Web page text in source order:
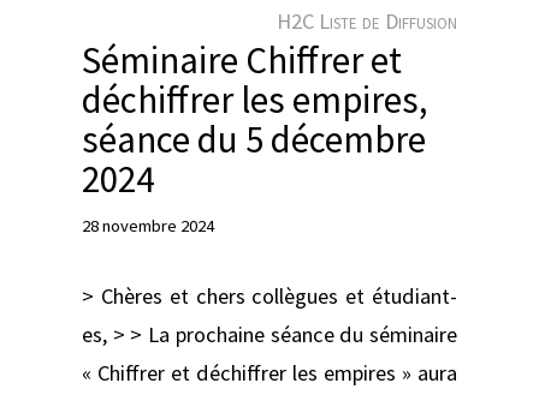
r
H2C Liste de Diffusion
Séminaire Chiffrer et
déchiffrer les empires,
séance du 5 décembre
2024
28 novembre 2024
> Chères et chers collègues et étudiant-
es, > > La prochaine séance du séminaire
« Chiffrer et déchiffrer les empires » aura